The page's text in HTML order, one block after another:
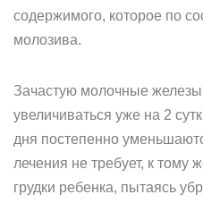
содержимого, которое по
молозива.
Зачастую молочные
увеличиваться уже на 2
дня постепенно
лечения не требует, к тому
грудки ребенка, пытаясь